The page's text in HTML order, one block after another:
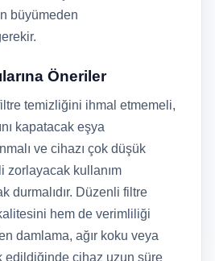
büyümeden
Öneriler
temizliğini ihmal etmemeli,
kapatacak eşya
ve cihazı çok düşük
zorlayacak kullanım
durmalıdır. Düzenli filtre
hem de verimliliği
damlama, ağır koku veya
edildiğinde cihaz uzun süre